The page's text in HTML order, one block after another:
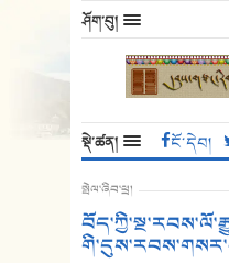
ཤོག་བུ།
སྡེ་ཚན། ངོ་དེབ།
སྤེལ་ཞིབ་ཕྲ།